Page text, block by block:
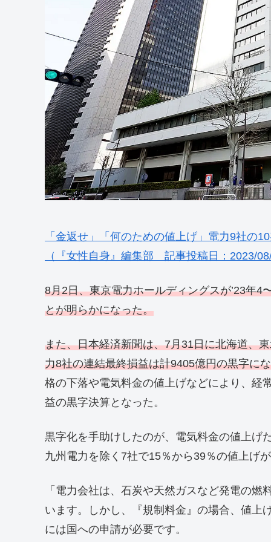
「金返せ」「何のための値上げ」電力9社の
（『女性自身』編集部 記事投稿日：2023/
8月2日、東京電力ホールディングスが’23年
とが明らかになった。
また、日本経済新聞は、7月31日に北海道、
力8社の連結最終損益は計9405億円の黒字に
格の下落や電気料金の値上げなどにより、経
益の黒字決算となった。
黒字化を手助けしたのが、電気料金の値上げ
九州電力を除く7社で15％から39％の値上げ
「電力会社は、石炭や天然ガスなど発電の
います。しかし、『規制料金』の場合、値上
には国への申請が必要です。